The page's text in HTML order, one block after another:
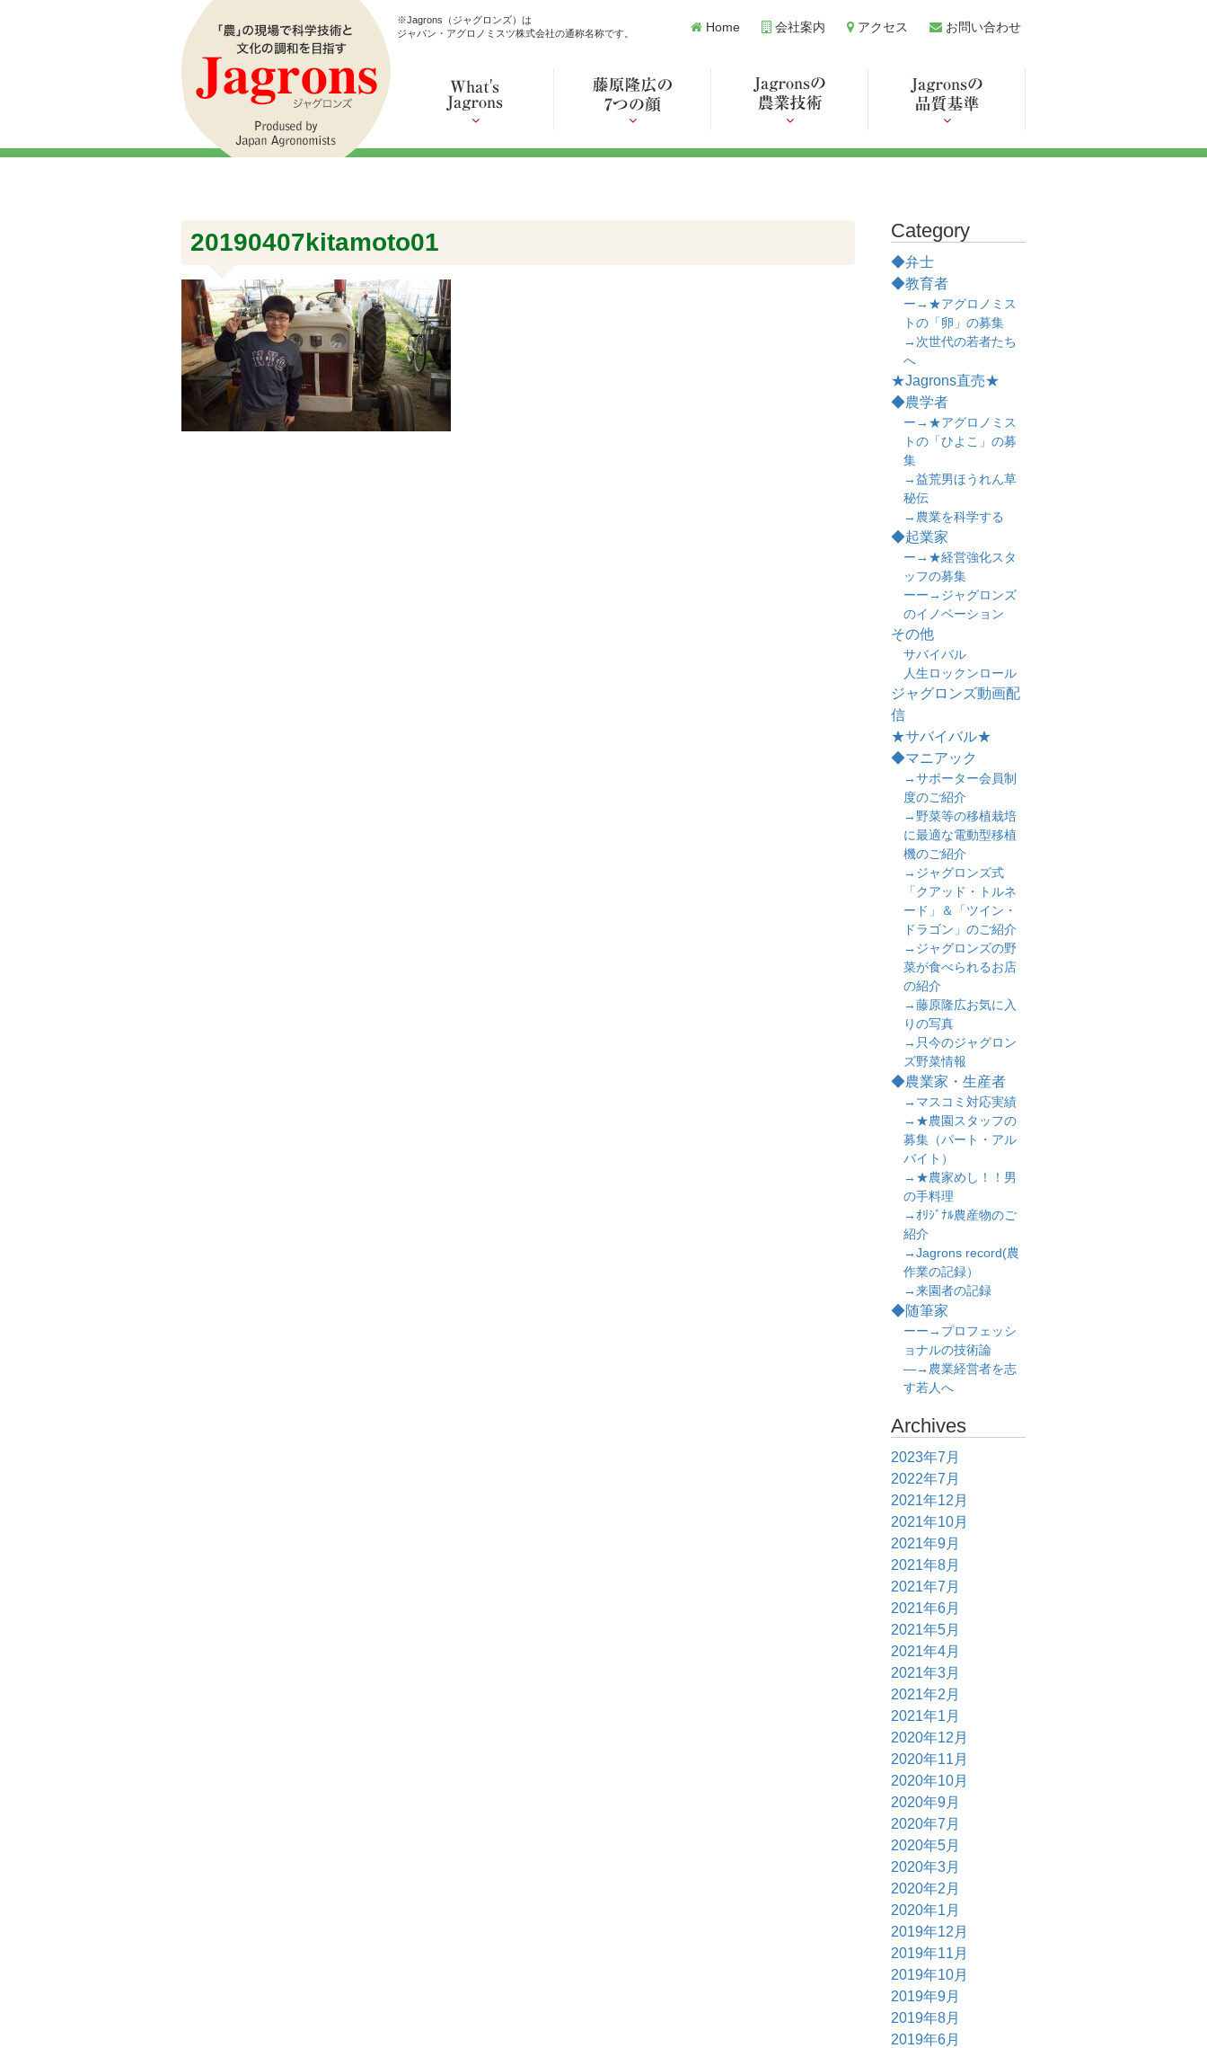
※Jagrons（ジャグロンズ）は
ジャパン・アグロノミスツ株式会社の通称名称です。
Home 会社案内 アクセス お問い合わせ
20190407kitamoto01 Category
◆弁士
◆教育者
ー→★アグロノミス
トの「卵」の募集
→次世代の若者たち
へ
★Jagrons直売★
◆農学者
ー→★アグロノミス
トの「ひよこ」の募
集
→益荒男ほうれん草
秘伝
→農業を科学する
◆起業家
ー→★経営強化スタ
ッフの募集
ーー→ジャグロンズ
のイノベーション
その他
サバイバル
人生ロックンロール
ジャグロンズ動画配
信
★サバイバル★
◆マニアック
→サポーター会員制
度のご紹介
→野菜等の移植栽培
に最適な電動型移植
機のご紹介
→ジャグロンズ式
「クアッド・トルネ
ード」＆「ツイン・
ドラゴン」のご紹介
→ジャグロンズの野
菜が食べられるお店
の紹介
→藤原隆広お気に入
りの写真
→只今のジャグロン
ズ野菜情報
◆農業家・生産者
→マスコミ対応実績
→★農園スタッフの
募集（パート・アル
バイト）
→★農家めし！！男
の手料理
→ｵﾘｼﾞﾅﾙ農産物のご
紹介
→Jagrons record(農
作業の記録）
→来園者の記録
◆随筆家
ーー→プロフェッシ
ョナルの技術論
―→農業経営者を志
す若人へ
Archives
2023年7月
2022年7月
2021年12月
2021年10月
2021年9月
2021年8月
2021年7月
2021年6月
2021年5月
2021年4月
2021年3月
2021年2月
2021年1月
2020年12月
2020年11月
2020年10月
2020年9月
2020年7月
2020年5月
2020年3月
2020年2月
2020年1月
2019年12月
2019年11月
2019年10月
2019年9月
2019年8月
2019年6月